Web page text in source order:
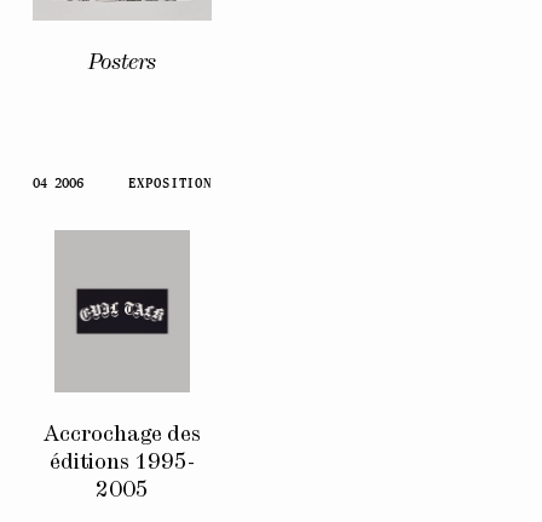
Posters
04 2006 EXPOSITION
Accrochage des
éditions 1995-
2005